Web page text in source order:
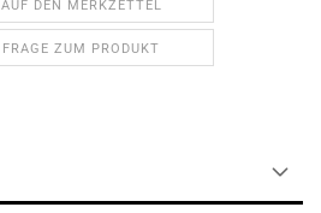
AUF DEN MERKZETTEL
FRAGE ZUM PRODUKT